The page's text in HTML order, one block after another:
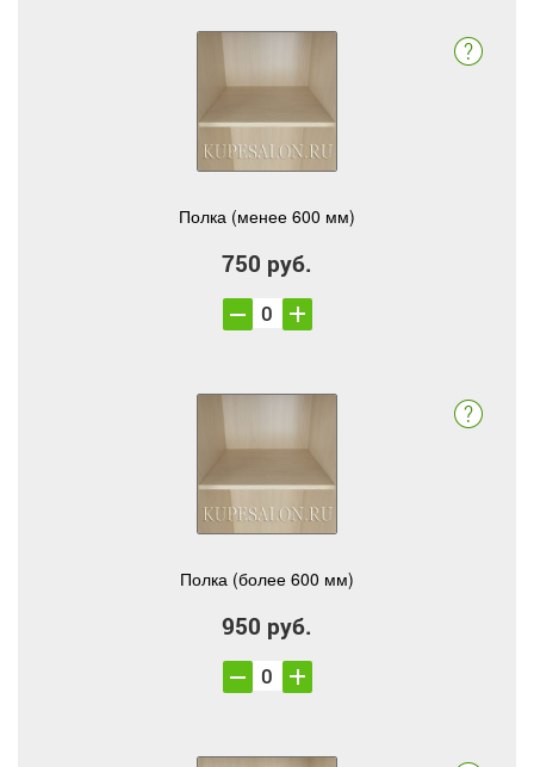
Полка (менее 600 мм)
750 руб.
Полка (более 600 мм)
950 руб.